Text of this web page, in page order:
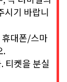
시기 바랍니
휴대폰/스마
.
티켓을 분실